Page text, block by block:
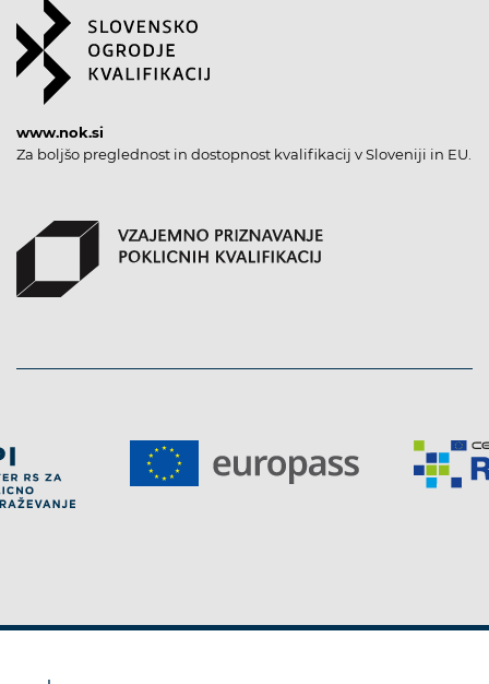
www.nok.si
Za boljšo preglednost in dostopnost kvalifikacij v Sloveniji in EU.